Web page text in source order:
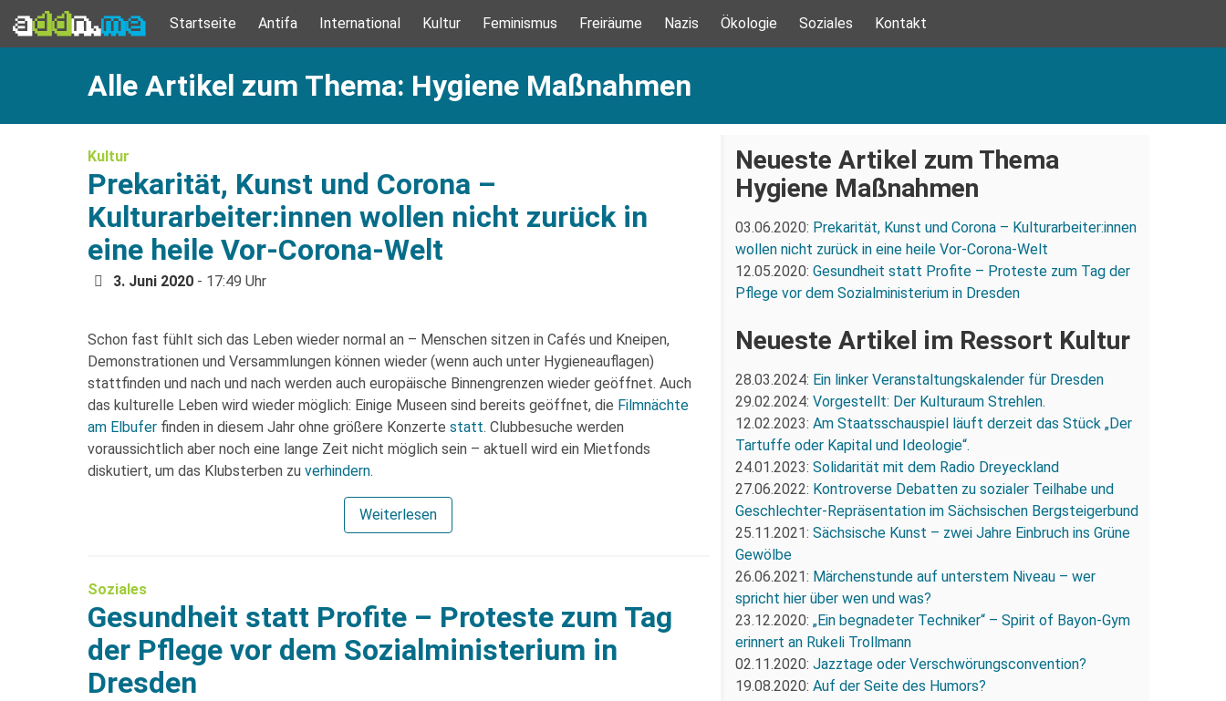
Startseite Antifa International Kultur Feminismus Freiräume Nazis Ökologie Soziales Kontakt
Alle Artikel zum Thema: Hygiene Maßnahmen
Kultur
Prekarität, Kunst und Corona –
Kulturarbeiter:innen wollen nicht zurück in
eine heile Vor-Corona-Welt
3. Juni 2020 - 17:49 Uhr
Schon fast fühlt sich das Leben wieder normal an – Menschen sitzen in Cafés und Kneipen,
Demonstrationen und Versammlungen können wieder (wenn auch unter Hygieneauflagen)
stattfinden und nach und nach werden auch europäische Binnengrenzen wieder geöffnet. Auch
das kulturelle Leben wird wieder möglich: Einige Museen sind bereits geöffnet, die Filmnächte
am Elbufer finden in diesem Jahr ohne größere Konzerte statt. Clubbesuche werden
voraussichtlich aber noch eine lange Zeit nicht möglich sein – aktuell wird ein Mietfonds
diskutiert, um das Klubsterben zu verhindern.
Weiterlesen
Soziales
Gesundheit statt Profite – Proteste zum Tag
der Pflege vor dem Sozialministerium in
Dresden
Neueste Artikel zum Thema
Hygiene Maßnahmen
03.06.2020: Prekarität, Kunst und Corona – Kulturarbeiter:innen
wollen nicht zurück in eine heile Vor-Corona-Welt
12.05.2020: Gesundheit statt Profite – Proteste zum Tag der
Pflege vor dem Sozialministerium in Dresden
Neueste Artikel im Ressort Kultur
28.03.2024: Ein linker Veranstaltungskalender für Dresden
29.02.2024: Vorgestellt: Der Kulturaum Strehlen.
12.02.2023: Am Staatsschauspiel läuft derzeit das Stück „Der
Tartuffe oder Kapital und Ideologie“.
24.01.2023: Solidarität mit dem Radio Dreyeckland
27.06.2022: Kontroverse Debatten zu sozialer Teilhabe und
Geschlechter-Repräsentation im Sächsischen Bergsteigerbund
25.11.2021: Sächsische Kunst – zwei Jahre Einbruch ins Grüne
Gewölbe
26.06.2021: Märchenstunde auf unterstem Niveau – wer
spricht hier über wen und was?
23.12.2020: „Ein begnadeter Techniker“ – Spirit of Bayon-Gym
erinnert an Rukeli Trollmann
02.11.2020: Jazztage oder Verschwörungsconvention?
19.08.2020: Auf der Seite des Humors?